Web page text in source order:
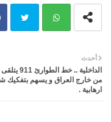
ter atsa
أحدث
الداخلية .. خط
من خارج العراق و يسهم بتفكيك
ارهابية .